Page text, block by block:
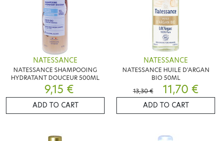
NATESSANCE
NATESSANCE SHAMPOOING
HYDRATANT DOUCEUR 500ML
9,15 €
ADD TO CART
NATESSANCE
NATESSANCE HUILE D'ARGAN
BIO 50ML
13,30 €
11,70 €
ADD TO CART